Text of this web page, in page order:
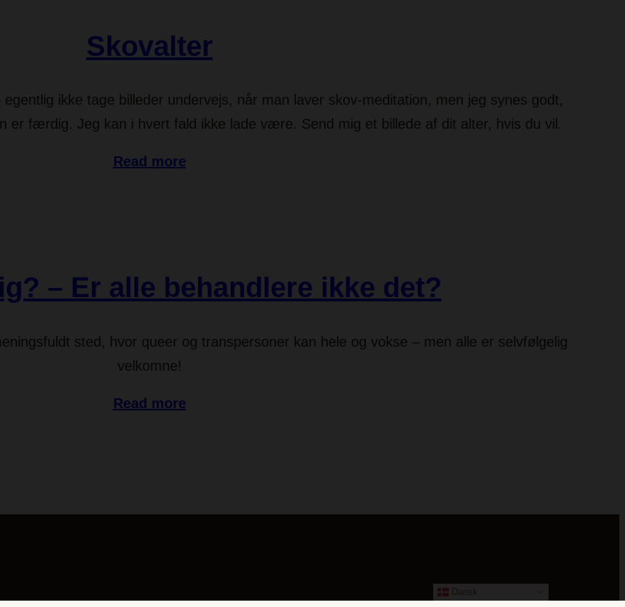
Skovalter
ikke tage billeder undervejs, når man laver skov-meditation, men jeg synes godt,
er færdig. Jeg kan i hvert fald ikke lade være. Send mig et billede af dit alter, hvis du vil.
Read more
– Er alle behandlere ikke det?
sted, hvor queer og transpersoner kan hele og vokse – men alle er selvfølgelig
velkomne!
Read more